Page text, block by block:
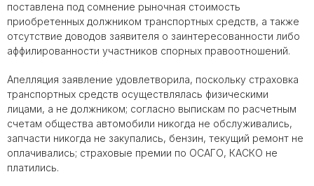
поставлена под сомнение рыночная стоимость
приобретенных должником транспортных средств, а также
отсутствие доводов заявителя о заинтересованности либо
аффилированности участников спорных правоотношений.
Апелляция заявление удовлетворила, поскольку страховка
транспортных средств осуществлялась физическими
лицами, а не должником; согласно выпискам по расчетным
счетам общества автомобили никогда не обслуживались,
запчасти никогда не закупались, бензин, текущий ремонт не
оплачивались; страховые премии по ОСАГО, КАСКО не
платились.